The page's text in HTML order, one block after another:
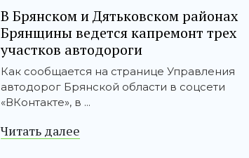
В Брянском и Дятьковском районах
Брянщины ведется капремонт трех
участков автодороги
Как сообщается на странице Управления
автодорог Брянской области в соцсети
«ВКонтакте», в ...
Читать далее